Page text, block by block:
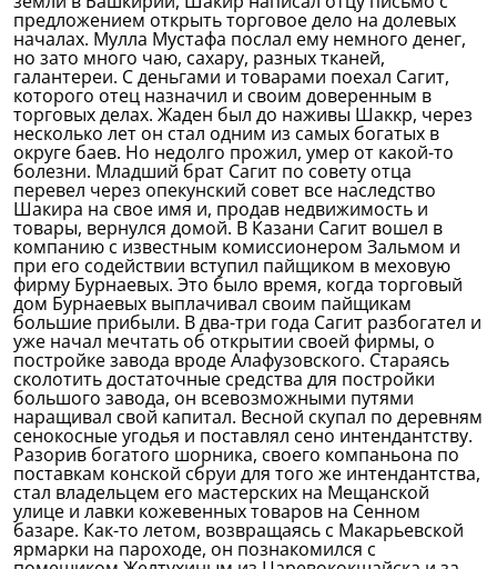
предложением открыть торговое дело на долевых
началах. Мулла Мустафа послал ему немного денег,
но зато много чаю, сахару, разных тканей,
галантереи. С деньгами и товарами поехал Сагит,
которого отец назначил и своим доверенным в
торговых делах. Жаден был до наживы Шаккр, через
несколько лет он стал одним из самых богатых в
округе баев. Но недолго прожил, умер от какой-то
болезни. Младший брат Сагит по совету отца
перевел через опекунский совет все наследство
Шакира на свое имя и, продав недвижимость и
товары, вернулся домой. В Казани Сагит вошел в
компанию с известным комиссионером Зальмом и
при его содействии вступил пайщиком в меховую
фирму Бурнаевых. Это было время, когда торговый
дом Бурнаевых выплачивал своим пайщикам
большие прибыли. В два-три года Сагит разбогател и
уже начал мечтать об открытии своей фирмы, о
постройке завода вроде Алафузовского. Стараясь
сколотить достаточные средства для постройки
большого завода, он всевозможными путями
наращивал свой капитал. Весной скупал по деревням
сенокосные угодья и поставлял сено интендантству.
Разорив богатого шорника, своего компаньона по
поставкам конской сбруи для того же интендантства,
стал владельцем его мастерских на Мещанской
улице и лавки кожевенных товаров на Сенном
базаре. Как-то летом, возвращаясь с Макарьевской
ярмарки на пароходе, он познакомился с